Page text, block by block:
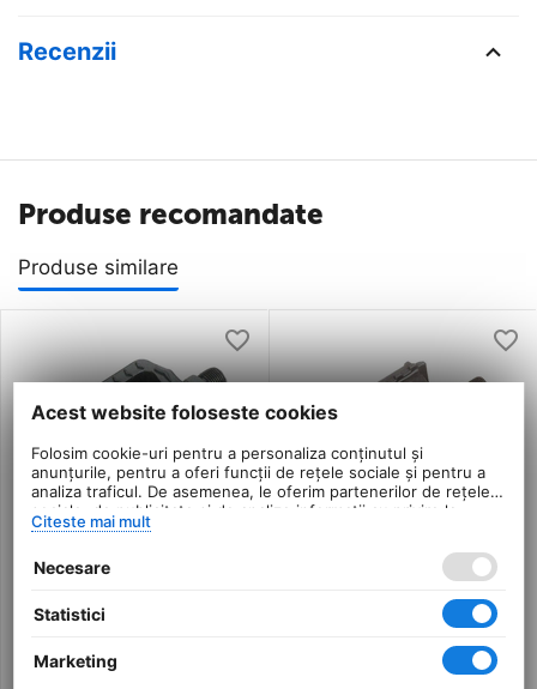
Recenzii
Produse recomandate
Produse similare
- Negru
in stoc
Acest website foloseste cookies
Folosim cookie-uri pentru a personaliza conținutul și
anunțurile, pentru a oferi funcții de rețele sociale și pentru a
analiza traficul. De asemenea, le oferim partenerilor de rețele
sociale, de publicitate și de analize informații cu privire la
modul în care folosiți site-ul nostru. Aceștia le pot combina cu
serviciilor lor.
Citeste mai mult
Necesare
Statistici
Marketing